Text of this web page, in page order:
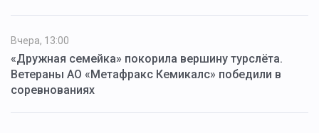
Вчера, 13:00
«Дружная семейка» покорила вершину турслёта.
Ветераны АО «Метафракс Кемикалс» победили в
соревнованиях